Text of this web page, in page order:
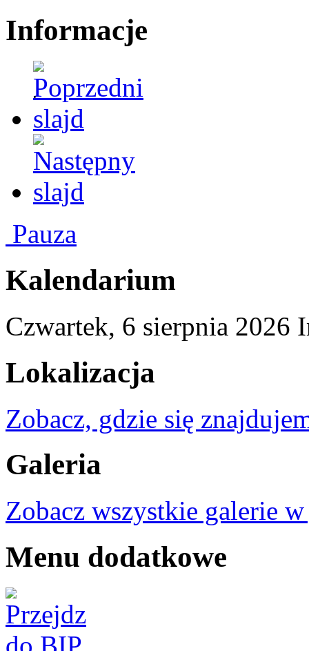
Informacje
.
Pauza
Kalendarium
Czwartek, 6 sierpnia 2026
Lokalizacja
Zobacz, gdzie się
Galeria
Zobacz wszystkie galerie
Menu dodatkowe